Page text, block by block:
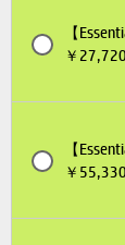
【
￥
【
￥